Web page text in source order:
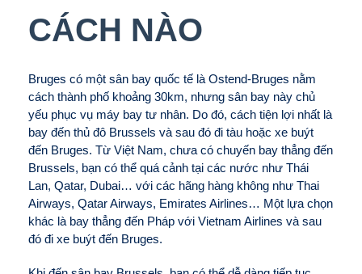
CÁCH NÀO
Bruges có một sân bay quốc tế là Ostend-Bruges nằm
cách thành phố khoảng 30km, nhưng sân bay này chủ
yếu phục vụ máy bay tư nhân. Do đó, cách tiện lợi nhất là
bay đến thủ đô Brussels và sau đó đi tàu hoặc xe buýt
đến Bruges. Từ Việt Nam, chưa có chuyến bay thẳng đến
Brussels, bạn có thể quá cảnh tại các nước như Thái
Lan, Qatar, Dubai… với các hãng hàng không như Thai
Airways, Qatar Airways, Emirates Airlines… Một lựa chọn
khác là bay thẳng đến Pháp với Vietnam Airlines và sau
đó đi xe buýt đến Bruges.